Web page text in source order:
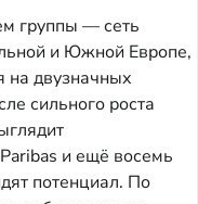
группы — сеть
и Южной Европе,
на двузначных
сильного роста
и ещё восемь
потенциал. По